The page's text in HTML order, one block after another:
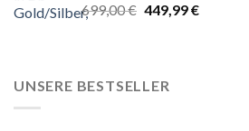
Bewertet
mit
4.67
699,00€ Ursprünglicher
449,99€Aktueller
UNSERE BESTSELLER